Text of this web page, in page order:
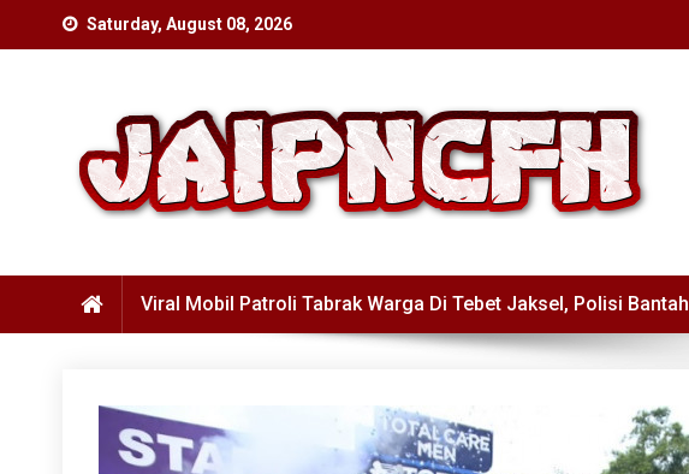
Saturday, August 08, 2026
Viral Mobil Patroli Tabrak Warga Di Tebet Jaksel, Polisi Bantah